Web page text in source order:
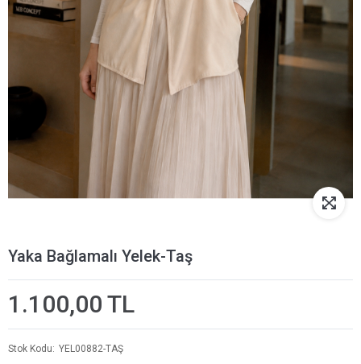
Yaka Bağlamalı Yelek-Taş
1.100,00 TL
Stok Kodu YEL00882-TAŞ